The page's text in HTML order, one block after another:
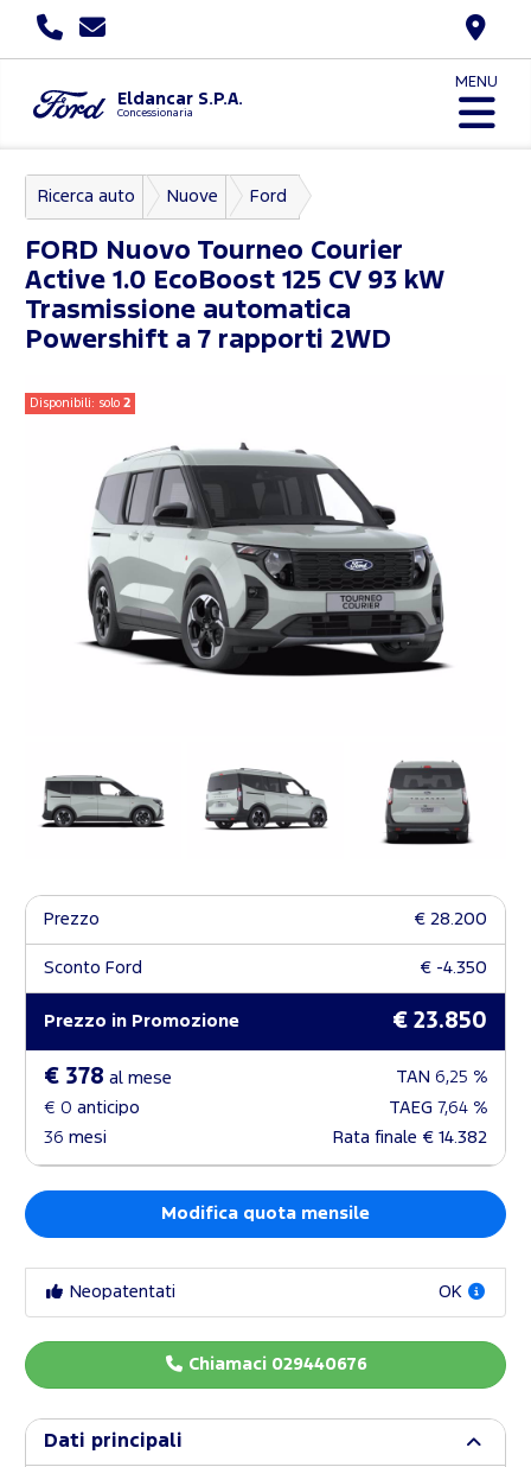
Eldancar S.P.A.
Concessionaria
MENU
Ricerca auto Nuove Ford
Nuovo Tourneo Courier
FORD Nuovo Tourneo Courier
Active 1.0 EcoBoost 125 CV 93 kW
Trasmissione automatica
Powershift a 7 rapporti 2WD
Disponibili: solo2
Prezzo € 28.200
Sconto Ford € -4.350
Prezzo in Promozione € 23.850
€ 378 al mese TAN 6,25 %
€ 0 anticipo TAEG 7,64 %
36 mesi Rata finale € 14.382
Modifica quota mensile
Neopatentati OK
Chiamaci 029440676
Dati principali